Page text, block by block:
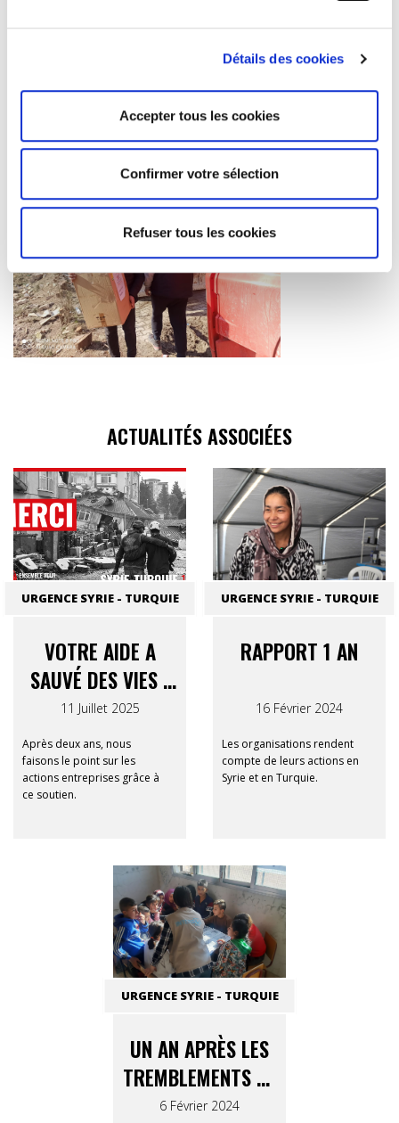
Détails des cookies
Accepter tous les cookies
Confirmer votre sélection
Refuser tous les cookies
ACTUALITÉS ASSOCIÉES
VOTRE AIDE A
SAUVÉ DES VIES :
RAPPORT FINAL
SYRIE-TURQUIE 12-
12
11 Juillet 2025
Après deux ans, nous
faisons le point sur les
actions entreprises grâce à
ce soutien.
URGENCE SYRIE - TURQUIE
RAPPORT 1 AN
16 Février 2024
Les organisations rendent
compte de leurs actions en
Syrie et en Turquie.
URGENCE SYRIE - TURQUIE
UN AN APRÈS LES
TREMBLEMENTS DE
TERRE
6 Février 2024
URGENCE SYRIE - TURQUIE